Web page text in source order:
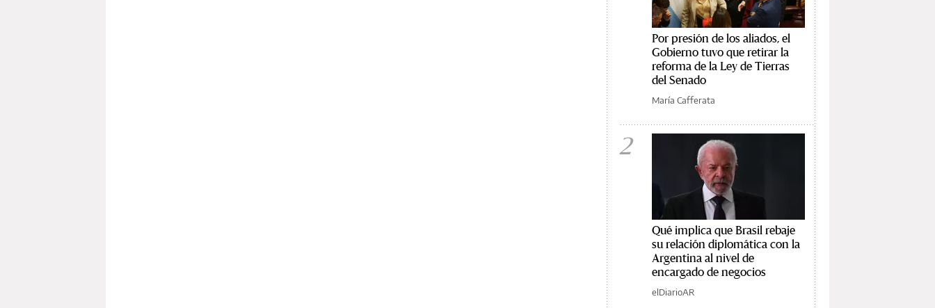
Por presión de los aliados, el
Gobierno tuvo que retirar la
reforma de la Ley de Tierras
del Senado
María Cafferata
2
Qué implica que Brasil rebaje
su relación diplomática con la
Argentina al nivel de
encargado de negocios
elDiarioAR